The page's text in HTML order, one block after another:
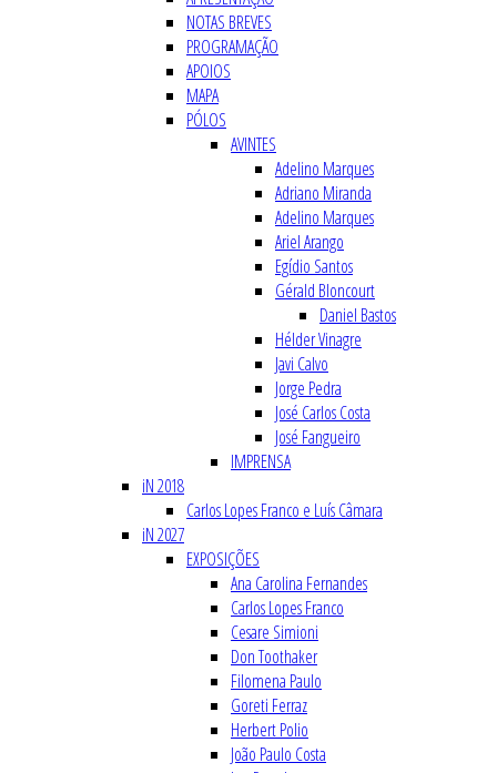
NOTAS BREVES
PROGRAMAÇÃO
APOIOS
MAPA
PÓLOS
AVINTES
Adelino Marques
Adriano Miranda
Adelino Marques
Ariel Arango
Egídio Santos
Gérald Bloncourt
Daniel Bastos
Hélder Vinagre
Javi Calvo
Jorge Pedra
José Carlos Costa
José Fangueiro
IMPRENSA
iN 2018
Carlos Lopes Franco e Luís Câmara
iN 2027
EXPOSIÇÕES
Ana Carolina Fernandes
Carlos Lopes Franco
Cesare Simioni
Don Toothaker
Filomena Paulo
Goreti Ferraz
Herbert Polio
João Paulo Costa